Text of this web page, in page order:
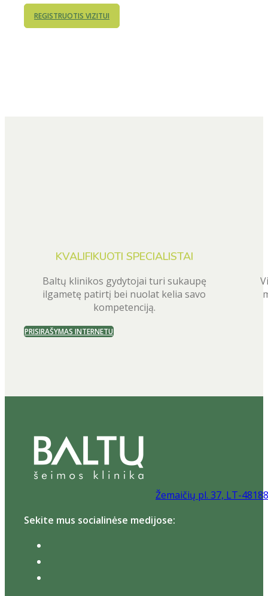
REGISTRUOTIS VIZITUI
KVALIFIKUOTI SPECIALISTAI
Baltų klinikos gydytojai turi sukaupę
ilgametę patirtį bei nuolat kelia savo
kompetenciją.
PRISIRAŠYMAS INTERNETU
Žemaičių pl. 37, LT-
Sekite mus socialinėse medijose: